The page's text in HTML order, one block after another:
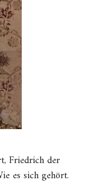
Friedrich der
es sich gehört.